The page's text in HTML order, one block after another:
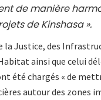
de manière
de Kinshasa ».
Justice, des
ainsi que celui
été chargés « de
autour des zones